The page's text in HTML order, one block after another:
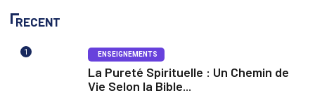
RECENT
1 ENSEIGNEMENTS
La Pureté Spirituelle : Un Chemin de
Vie Selon la Bible...